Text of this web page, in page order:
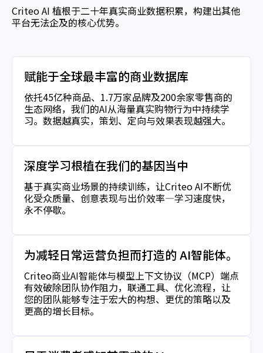
Criteo AI 植根于二十年真实商业数据积累，构建出其他
平台无法企及的核心优势。
赋能于全球最丰富的商业数据库
依托45亿种商品、1.7万家品牌及200余家零售商的
生态网络，我们的AI从海量真实购物行为中持续学
习。数据越真实，策划、定向与效果表现越强大。
深度学习根植在我们的基因当中
基于真实商业场景的持续训练，让Criteo AI不断优
化受众质量、创意表现与出价效率—学习速度快，
永不停歇。
为减轻日常运营负担而打造的 AI智能体。
Criteo商业AI智能体与模型上下文协议（MCP）端点
有效破除团队协作阻力，联通工具、优化流程，让
您的团队能够专注于宏大的构想、更优的策略以及
更高的增长目标。